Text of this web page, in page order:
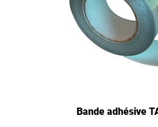
Bande adhésive